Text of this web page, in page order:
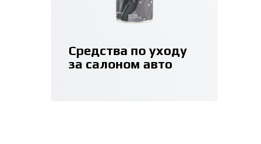
Средства по уходу
за салоном авто